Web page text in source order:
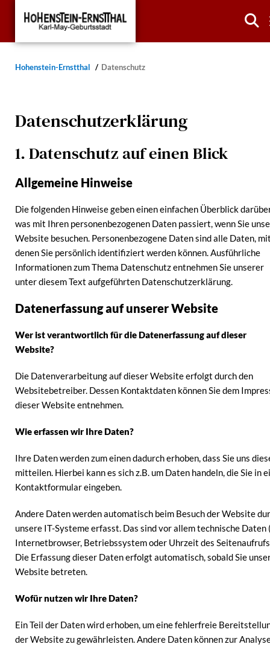
Hohenstein-Ernstthal Datenschutz
Datenschutzerklärung
1. Datenschutz auf einen Blick
Allgemeine Hinweise
Die folgenden Hinweise geben einen einfachen Überblick
was mit Ihren personenbezogenen Daten passiert, wenn Sie
Website besuchen. Personenbezogene Daten sind alle Daten,
denen Sie persönlich identifiziert werden können. Ausführliche
Informationen zum Thema Datenschutz entnehmen Sie unserer
unter diesem Text aufgeführten Datenschutzerklärung.
Datenerfassung auf unserer Website
Wer ist verantwortlich für die Datenerfassung auf dieser
Website?
Die Datenverarbeitung auf dieser Website erfolgt durch den
Websitebetreiber. Dessen Kontaktdaten können Sie dem
dieser Website entnehmen.
Wie erfassen wir Ihre Daten?
Ihre Daten werden zum einen dadurch erhoben, dass Sie uns
mitteilen. Hierbei kann es sich z.B. um Daten handeln, die Sie in
Kontaktformular eingeben.
Andere Daten werden automatisch beim Besuch der Website
unsere IT-Systeme erfasst. Das sind vor allem technische Daten
Internetbrowser, Betriebssystem oder Uhrzeit des
Die Erfassung dieser Daten erfolgt automatisch, sobald Sie
Website betreten.
Wofür nutzen wir Ihre Daten?
Ein Teil der Daten wird erhoben, um eine fehlerfreie
der Website zu gewährleisten. Andere Daten können zur